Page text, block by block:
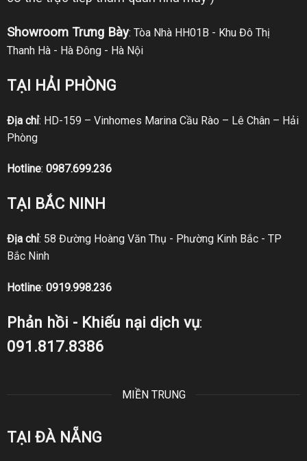
Showroom Trưng Bày: Tòa Nhà HH01B - Khu Đô Thị
Thanh Hà - Hà Đông - Hà Nội
TẠI HẢI PHÒNG
Địa chỉ: HD-159 – Vinhomes Marina Cầu Rào – Lê Chân – Hải
Phòng
Hotline: 0987.699.236
TẠI BẮC NINH
Địa chỉ: 58 Đường Hoàng Văn Thụ - Phường Kinh Bắc - TP
Bắc Ninh
Hotline: 0919.998.236
Phản hồi - Khiếu nại dịch vụ:
091.817.8386
MIỀN TRUNG
TẠI ĐÀ NẴNG